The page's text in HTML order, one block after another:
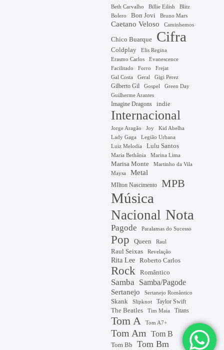
Beth Carvalho Billie Eilish
Blitz
Bolero
Bon Jovi Bruno Mars
Caetano Veloso Caminhemos
Chico Buarque Cifra
Coldplay
Elis Regina
Erasmo Carlos
Evanescence
Facilitado
Forro Frejat
Gal Costa Geral Gigi Perez
Gilberto Gil Gospel Green Day
Guilherme Arantes
Imagine Dragons indie
Internacional
Jorge Aragão Joy Kid Abelha
Lady Gaga
Legião Urbana
Luiz Melodia
Lulu Santos
Maria Bethânia Marina Lima
Marisa Monte
Martinho da Vila
Maysa
Metal
MIlton Nascimento MPB
Música
Nacional Nota
Pagode Paralamas do Sucesso
Pop Queen Raul
Raul Seixas Revelação
Rita Lee Roberto Carlos
Rock Romântico
Samba
Samba/Pagode
Sertanejo
Sertanejo Romântico
Skank Slipknot Taylor Swift
The Beatles Tim Maia Titans
Tom A Tom A7+
Tom Am Tom B
Tom Bb Tom Bm